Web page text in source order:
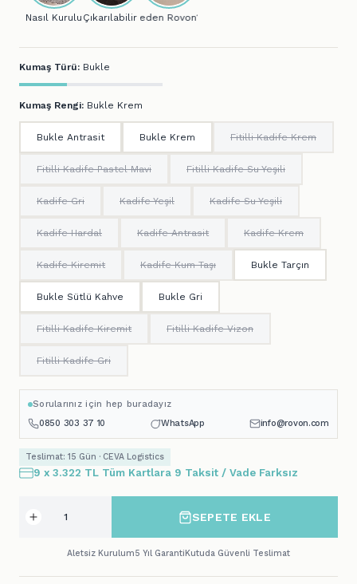
Nasıl Kurulur?Çıkarılabilir KılıfNeden Rovon?
Kumaş Türü: Bukle
Kumaş Rengi: Bukle Krem
Bukle Antrasit Bukle Krem Fitilli Kadife Krem
Fitilli Kadife Pastel Mavi Fitilli Kadife Su Yeşili
Kadife Gri Kadife Yeşil Kadife Su Yeşili
Kadife Hardal Kadife Antrasit Kadife Krem
Kadife Kiremit Kadife Kum Taşı Bukle Tarçın
Bukle Sütlü Kahve Bukle Gri
Fitilli Kadife Kiremit Fitilli Kadife Vizon
Fitilli Kadife Gri
Sorularınız için hep buradayız
0850 303 37 10
WhatsApp info@rovon.com
Teslimat: 15 Gün · CEVA Logistics
9 x 3.322 TL Tüm Kartlara 9 Taksit / Vade Farksız
SEPETE EKLE
Aletsiz Kurulum5 Yıl GarantiKutuda Güvenli Teslimat